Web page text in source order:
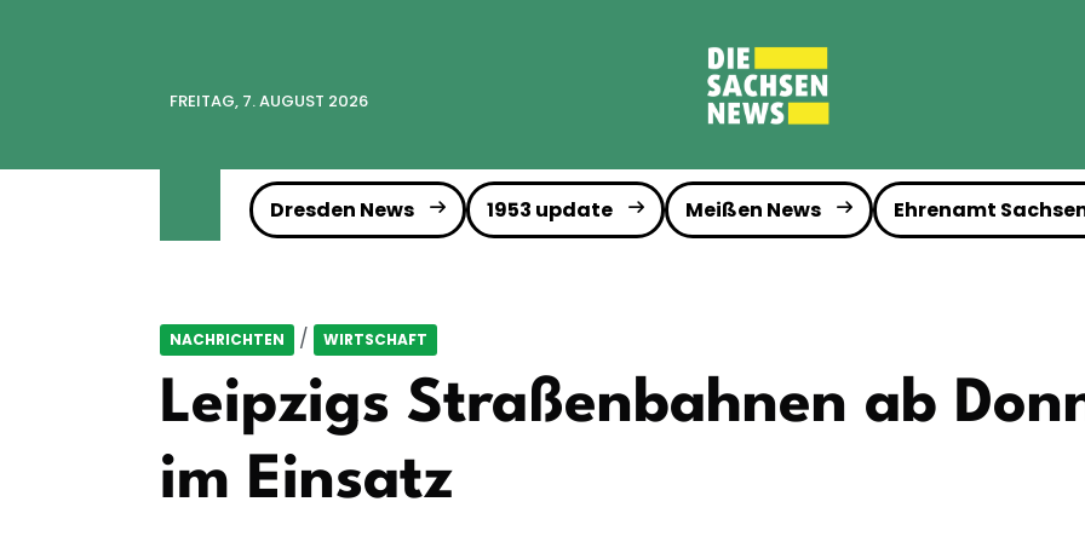
FREITAG, 7. AUGUST 2026
Dresden News 1953 update Meißen News Ehrenamt
NACHRICHTEN / WIRTSCHAFT
Leipzigs Straßenbahnen ab
im Einsatz